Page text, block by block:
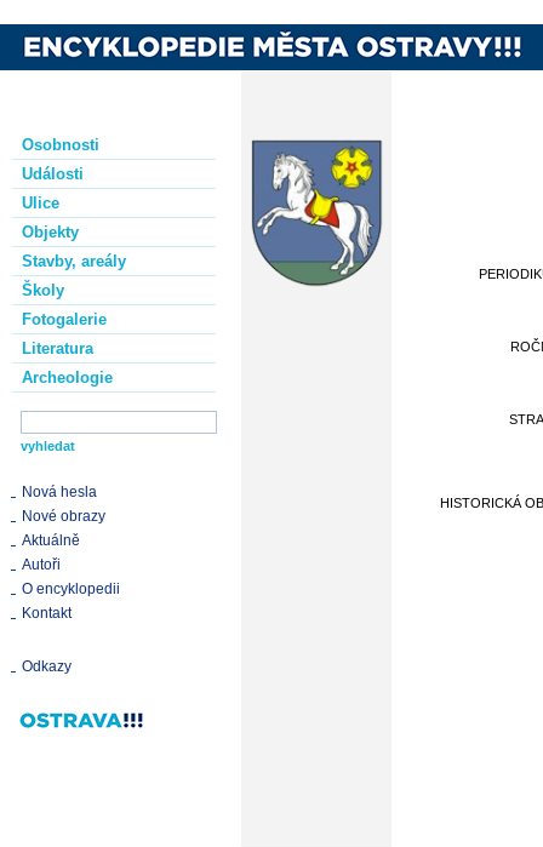
Osobnosti
Události
Ulice
Objekty
Stavby, areály
Školy
Fotogalerie
Literatura
Archeologie
Nová hesla
Nové obrazy
Aktuálně
Autoři
O encyklopedii
Kontakt
Odkazy
HISTORICKÁ